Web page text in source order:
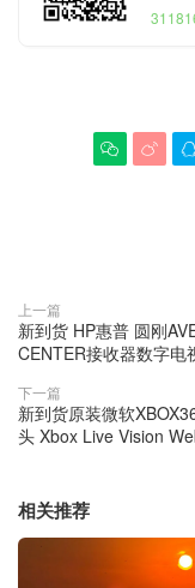
  
上一篇
新到货 HP惠普 圆刚
CENTER接收器数字电
下一篇
新到货原装微软
头 Xbox Live Vision
相关推荐